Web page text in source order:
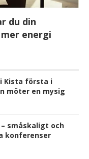
du din
energi
Kista första i
möter en mysig
småskaligt och
konferenser